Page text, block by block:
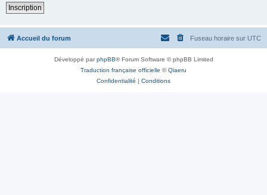
Inscription
Accueil du forum Fuseau horaire sur UTC
Développé parphpBB® Forum Software © phpBB Limited
Traduction française officielle ©Qiaeru
Confidentialité | Conditions